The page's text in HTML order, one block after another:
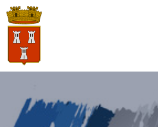
Accueil
Tourisme